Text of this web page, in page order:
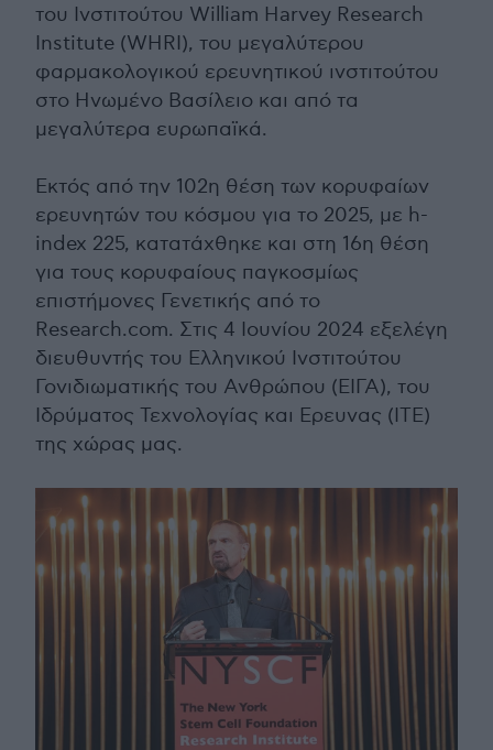
του Ινστιτούτου William Harvey Research
Institute (WHRI), του μεγαλύτερου
φαρμακολογικού ερευνητικού ινστιτούτου
στο Ηνωμένο Βασίλειο και από τα
μεγαλύτερα ευρωπαϊκά.
Εκτός από την 102η θέση των κορυφαίων
ερευνητών του κόσμου για το 2025, με h-
index 225, κατατάχθηκε και στη 16η θέση
για τους κορυφαίους παγκοσμίως
επιστήμονες Γενετικής από το
Research.com. Στις 4 Ιουνίου 2024 εξελέγη
διευθυντής του Ελληνικού Ινστιτούτου
Γονιδιωματικής του Ανθρώπου (ΕΙΓΑ), του
Ιδρύματος Τεχνολογίας και Ερευνας (ΙΤΕ)
της χώρας μας.